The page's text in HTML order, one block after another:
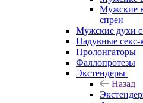
Мужские
спреи
Мужские духи
Надувные секс-
Пролонгаторы
Фаллопротезы
Экстендеры
Назад